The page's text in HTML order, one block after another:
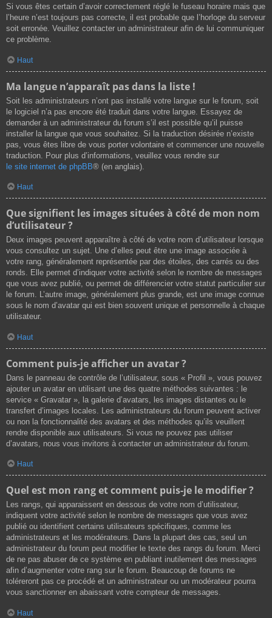
Si vous êtes certain d’avoir correctement réglé le fuseau horaire mais que
l’heure n’est toujours pas correcte, il est probable que l’horloge du serveur
soit erronée. Veuillez contacter un administrateur afin de lui communiquer
ce problème.
Haut
Ma langue n’apparaît pas dans la liste !
Soit les administrateurs n’ont pas installé votre langue sur le forum, soit
le logiciel n’a pas encore été traduit dans votre langue. Essayez de
demander à un administrateur du forum s’il est possible qu’il puisse
installer la langue que vous souhaitez. Si la traduction désirée n’existe
pas, vous êtes libre de vous porter volontaire et commencer une nouvelle
traduction. Pour plus d’informations, veuillez vous rendre sur
le site internet de phpBB® (en anglais).
Haut
Que signifient les images situées à côté de mon nom
d’utilisateur ?
Deux images peuvent apparaître à côté de votre nom d’utilisateur lorsque
vous consultez un sujet. Une d’elles peut être une image associée à
votre rang, généralement représentée par des étoiles, des carrés ou des
ronds. Elle permet d’indiquer votre activité selon le nombre de messages
que vous avez publié, ou permet de différencier votre statut particulier sur
le forum. L’autre image, généralement plus grande, est une image connue
sous le nom d’avatar qui est bien souvent unique et personnelle à chaque
utilisateur.
Haut
Comment puis-je afficher un avatar ?
Dans le panneau de contrôle de l’utilisateur, sous « Profil », vous pouvez
ajouter un avatar en utilisant une des quatre méthodes suivantes : le
service « Gravatar », la galerie d’avatars, les images distantes ou le
transfert d’images locales. Les administrateurs du forum peuvent activer
ou non la fonctionnalité des avatars et des méthodes qu’ils veuillent
rendre disponible aux utilisateurs. Si vous ne pouvez pas utiliser
d’avatars, nous vous invitons à contacter un administrateur du forum.
Haut
Quel est mon rang et comment puis-je le modifier ?
Les rangs, qui apparaissent en dessous de votre nom d’utilisateur,
indiquent votre activité selon le nombre de messages que vous avez
publié ou identifient certains utilisateurs spécifiques, comme les
administrateurs et les modérateurs. Dans la plupart des cas, seul un
administrateur du forum peut modifier le texte des rangs du forum. Merci
de ne pas abuser de ce système en publiant inutilement des messages
afin d’augmenter votre rang sur le forum. Beaucoup de forums ne
toléreront pas ce procédé et un administrateur ou un modérateur pourra
vous sanctionner en abaissant votre compteur de messages.
Haut